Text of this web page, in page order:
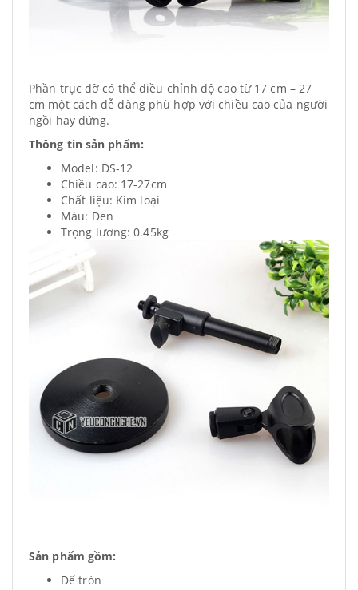
Phần trục đỡ có thể điều chỉnh độ cao từ 17 cm – 27
cm một cách dễ dàng phù hợp với chiều cao của người
ngồi hay đứng.
Thông tin sản phẩm:
Model: DS-12
Chiều cao: 17-27cm
Chất liệu: Kim loại
Màu: Đen
Trọng lương: 0.45kg
Sản phẩm gồm:
Đế tròn